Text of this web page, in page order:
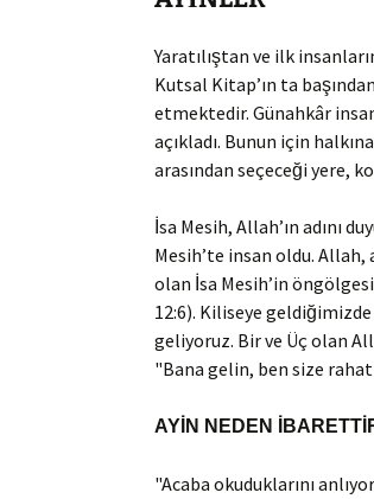
Yaratılıştan ve ilk
Kutsal Kitap’ın ta
etmektedir. Günahkâr
açıkladı. Bunun için
arasından seçeceği yere,
İsa Mesih, Allah’ın adını
Mesih’te insan oldu. Allah,
olan İsa Mesih’in
12:6). Kiliseye geldiğimizde
geliyoruz. Bir ve Üç olan
"Bana gelin, ben size
AYİN NEDEN
"Acaba okuduklarını